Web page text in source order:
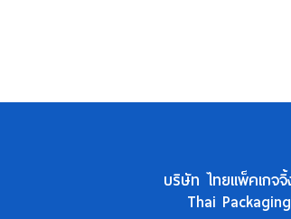
บริษัท ไทยแพ็คเกจ
Thai